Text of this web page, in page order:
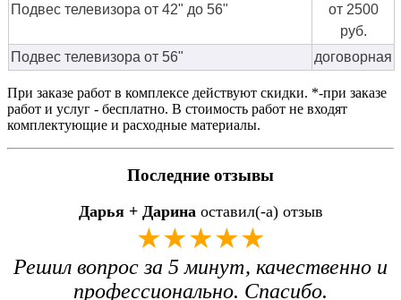
Подвес телевизора от 42" до 56"
от 2500
руб.
Подвес телевизора от 56"
договорная
При заказе работ в комплексе действуют скидки. *-при заказе
работ и услуг - бесплатно. В стоимость работ не входят
комплектующие и расходные материалы.
Последние отзывы
Дарья + Дарина оставил(-а) отзыв
★★★★★
Решил вопрос за 5 минут, качественно и
профессионально. Спасибо.